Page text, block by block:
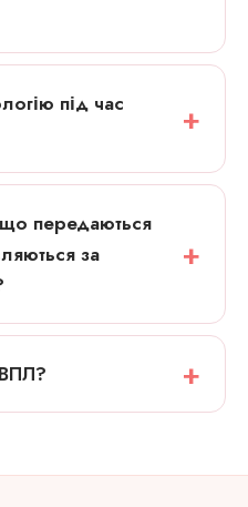
під час
передаються
за